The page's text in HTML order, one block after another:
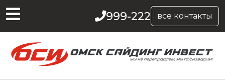
999-222 все контакты